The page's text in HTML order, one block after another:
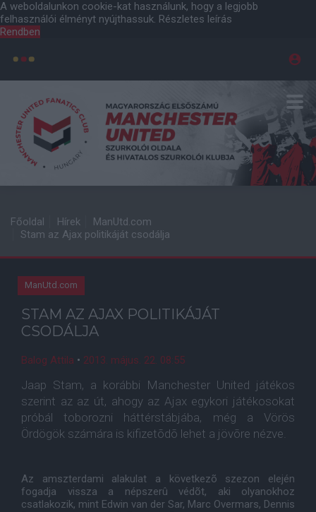
A weboldalunkon cookie-kat használunk, hogy a legjobb
felhasználói élményt nyújthassuk. Részletes leírás
Rendben
Főoldal Hírek
ManUtd.com
Stam az Ajax politikáját csodálja
ManUtd.com
STAM AZ AJAX POLITIKÁJÁT
CSODÁLJA
Balog Attila • 2013. május. 22. 08:55
Jaap Stam, a korábbi Manchester United játékos
szerint az az út, ahogy az Ajax egykori játékosokat
próbál toborozni háttérstábjába, még a Vörös
Ördögök számára is kifizetõdõ lehet a jövõre nézve.
Az amszterdami alakulat a következõ szezon elején
fogadja vissza a népszerû védõt, aki olyanokhoz
csatlakozik, mint Edwin van der Sar, Marc Overmars, Dennis